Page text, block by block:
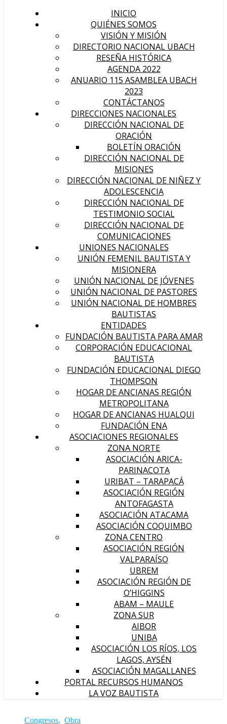
INICIO
QUIÉNES SOMOS
VISIÓN Y MISIÓN
DIRECTORIO NACIONAL UBACH
RESEÑA HISTÓRICA
AGENDA 2022
ANUARIO 115 ASAMBLEA UBACH
2023
CONTÁCTANOS
DIRECCIONES NACIONALES
DIRECCIÓN NACIONAL DE
ORACIÓN
BOLETÍN ORACIÓN
DIRECCIÓN NACIONAL DE
MISIONES
DIRECCIÓN NACIONAL DE NIÑEZ Y
ADOLESCENCIA
DIRECCIÓN NACIONAL DE
TESTIMONIO SOCIAL
DIRECCIÓN NACIONAL DE
COMUNICACIONES
UNIONES NACIONALES
UNIÓN FEMENIL BAUTISTA Y
MISIONERA
UNIÓN NACIONAL DE JÓVENES
UNIÓN NACIONAL DE PASTORES
UNIÓN NACIONAL DE HOMBRES
BAUTISTAS
ENTIDADES
FUNDACIÓN BAUTISTA PARA AMAR
CORPORACIÓN EDUCACIONAL
BAUTISTA
FUNDACIÓN EDUCACIONAL DIEGO
THOMPSON
HOGAR DE ANCIANAS REGIÓN
METROPOLITANA
HOGAR DE ANCIANAS HUALQUI
FUNDACIÓN ENA
ASOCIACIONES REGIONALES
ZONA NORTE
ASOCIACIÓN ARICA-
PARINACOTA
URIBAT – TARAPACÁ
ASOCIACIÓN REGIÓN
ANTOFAGASTA
ASOCIACIÓN ATACAMA
ASOCIACIÓN COQUIMBO
ZONA CENTRO
ASOCIACIÓN REGIÓN
VALPARAÍSO
UBREM
ASOCIACIÓN REGIÓN DE
O’HIGGINS
ABAM – MAULE
ZONA SUR
AIBOR
UNIBA
ASOCIACIÓN LOS RÍOS, LOS
LAGOS, AYSÉN
ASOCIACIÓN MAGALLANES
PORTAL RECURSOS HUMANOS
LA VOZ BAUTISTA
Congresos, Obra